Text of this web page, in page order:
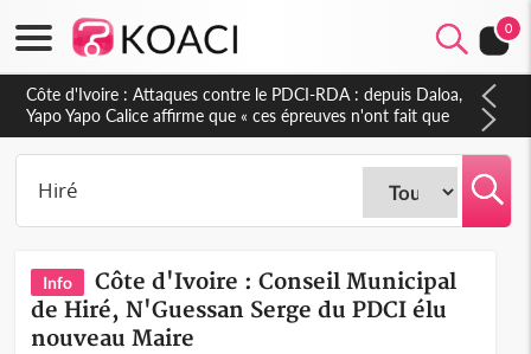
0
Côte d'Ivoire : Le Colonel-Major Fofié Kouakou est décédé,
l'armée perd une figure de la 2e Région militaire
Info
Côte d'Ivoire : Conseil Municipal
de Hiré, N'Guessan Serge du PDCI élu
nouveau Maire